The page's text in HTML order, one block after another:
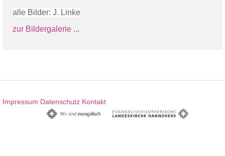
alle Bilder: J. Linke
zur Bildergalerie ...
Impressum Datenschutz Kontakt